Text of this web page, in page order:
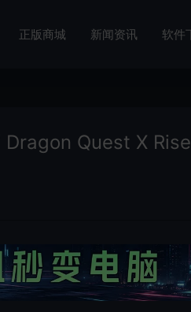
正版商城 新闻资讯 软件
Dragon Quest X